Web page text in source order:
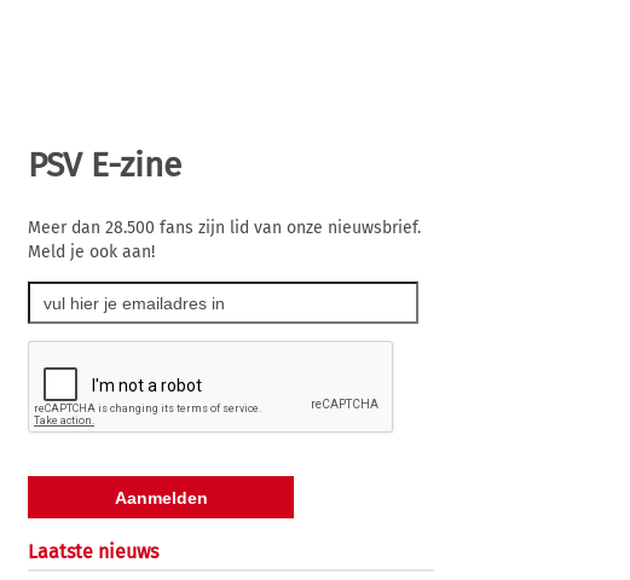
PSV E-zine
Meer dan 28.500 fans zijn lid van onze nieuwsbrief.
Meld je ook aan!
Laatste nieuws